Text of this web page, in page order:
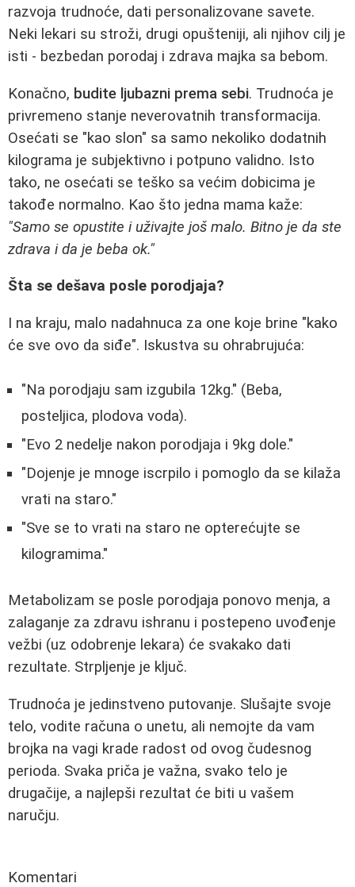
razvoja trudnoće, dati personalizovane savete.
Neki lekari su stroži, drugi opušteniji, ali njihov cilj je
isti - bezbedan porodaj i zdrava majka sa bebom.
Konačno, budite ljubazni prema sebi. Trudnoća je
privremeno stanje neverovatnih transformacija.
Osećati se "kao slon" sa samo nekoliko dodatnih
kilograma je subjektivno i potpuno validno. Isto
tako, ne osećati se teško sa većim dobicima je
takođe normalno. Kao što jedna mama kaže:
"Samo se opustite i uživajte još malo. Bitno je da ste
zdrava i da je beba ok."
Šta se dešava posle porodjaja?
I na kraju, malo nadahnuca za one koje brine "kako
će sve ovo da siđe". Iskustva su ohrabrujuća:
"Na porodjaju sam izgubila 12kg." (Beba,
posteljica, plodova voda).
"Evo 2 nedelje nakon porodjaja i 9kg dole."
"Dojenje je mnoge iscrpilo i pomoglo da se kilaža
vrati na staro."
"Sve se to vrati na staro ne opterećujte se
kilogramima."
Metabolizam se posle porodjaja ponovo menja, a
zalaganje za zdravu ishranu i postepeno uvođenje
vežbi (uz odobrenje lekara) će svakako dati
rezultate. Strpljenje je ključ.
Trudnoća je jedinstveno putovanje. Slušajte svoje
telo, vodite računa o unetu, ali nemojte da vam
brojka na vagi krade radost od ovog čudesnog
perioda. Svaka priča je važna, svako telo je
drugačije, a najlepši rezultat će biti u vašem
naručju.
Komentari